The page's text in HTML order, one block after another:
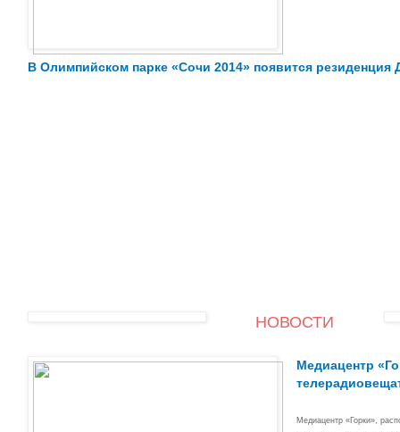
В Олимпийском парке «Сочи 2014» появится резиденция
НОВОСТИ
Медиацентр
Медиацентр «Горки»,